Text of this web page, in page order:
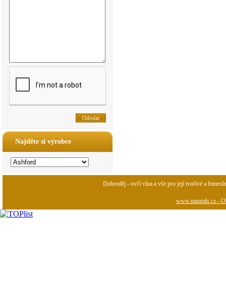
Najděte si výrobce
Dobroděj - ovčí vlna a vše pro její tvořivé a
www.naturals.cz -